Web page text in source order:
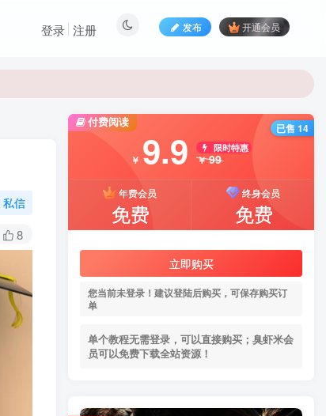
发布 开通会员
登录 注册
私信
8
付费阅读
￥ 9.9 限时特惠
￥99
年费会员
免费
终身会员
免费
立即购买
您当前未登录！建议登陆后购买，可保存购买订
单
单个教程无需登录，可以直接购买；臭虾米会
员可以免费下载全站资源！
已售 14